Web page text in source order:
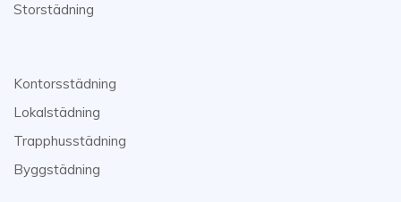
Storstädning
Kontorsstädning
Lokalstädning
Trapphusstädning
Byggstädning